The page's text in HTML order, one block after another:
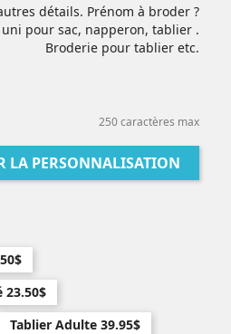
détails. Prénom à broder ?
pour sac, napperon, tablier .
Broderie pour tablier etc.
250 caractères max
LA PERSONNALISATION
23.50$
Tablier Adulte 39.95$